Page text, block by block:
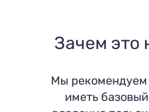
Зачем это
Мы рекомендуем
иметь